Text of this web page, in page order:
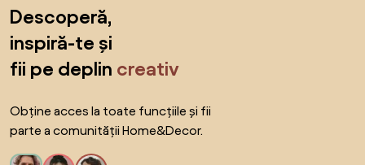
Descoperă,
inspiră-te și
fii pe deplin creativ
Obține acces la toate funcțiile și fii
parte a comunității Home&Decor.